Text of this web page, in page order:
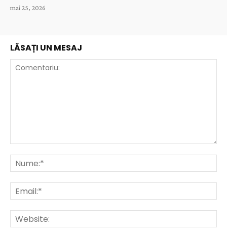
mai 25, 2026
LĂSAȚI UN MESAJ